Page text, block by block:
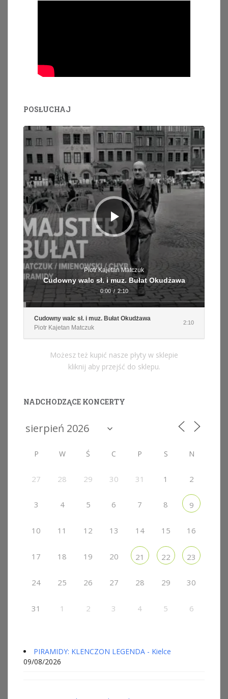
POSŁUCHAJ
Odtwarzacz
dźwiękowych
Piotr Kajetan Matczuk
Cudowny walc sł. i muz. Bułat Okudżawa
0:00 / 2:10
Cudowny walc sł. i muz. Bułat Okudżawa
Piotr Kajetan Matczuk
2:10
Możesz też kupić nasze płyty w sklepie
kliknij aby przejść do sklepu.
NADCHODZĄCE KONCERTY
P W Ś C P S N
27 28 29 30 31 1 2
3 4 5 6 7 8 9
10 11 12 13 14 15 16
17 18 19 20 21 22 23
24 25 26 27 28 29 30
31 1 2 3 4 5 6
PIRAMIDY: KLENCZON LEGENDA - Kielce
09/08/2026